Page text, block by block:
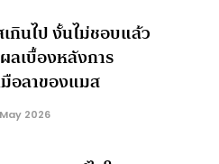
กินไป งั้นไม่ชอบแล้ว
ลเบื้องหลังการ
อลาของแมส
2026